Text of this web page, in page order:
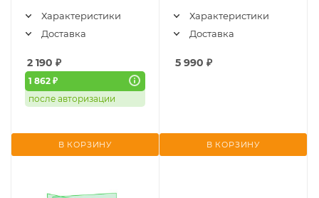
07-300)
Характеристики
Доставка
2 190 ₽
1 862 ₽
после авторизации
В КОРЗИНУ
Характеристики
Доставка
5 990 ₽
В КОРЗИНУ